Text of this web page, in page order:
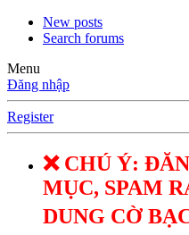
New posts
Search forums
Menu
Đăng nhập
Register
❌ CHÚ Ý:
MỤC, SPAM
DUNG CỜ